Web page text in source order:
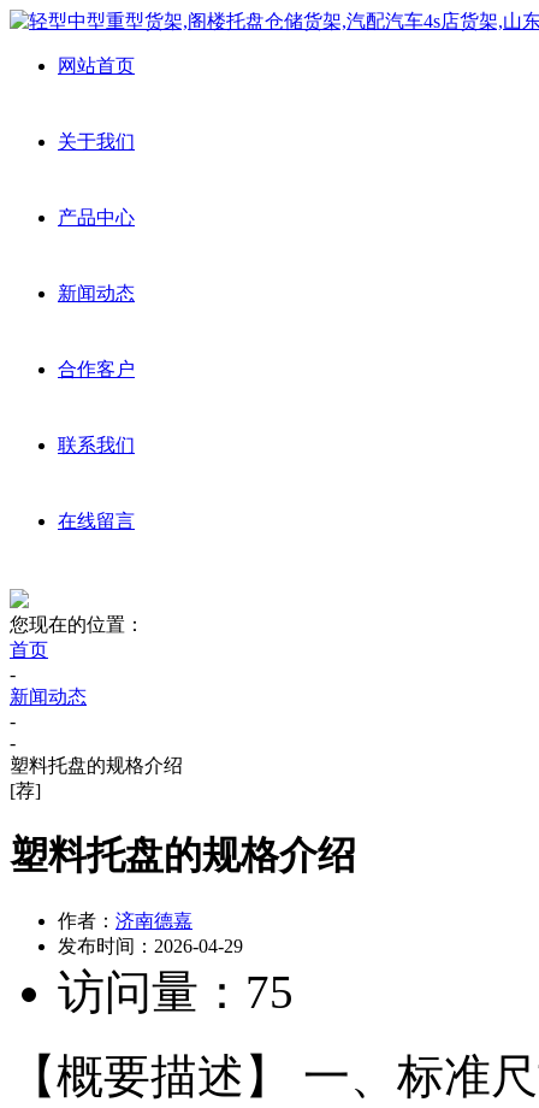
网站首页
关于我们
产品中心
新闻动态
合作客户
联系我们
在线留言
您现在的位置：
首页
-
新闻动态
-
-
塑料托盘的规格介绍
[荐]
塑料托盘的规格介绍
作者： 济南德嘉
发布时间： 2026-04-29
访问量： 75
【概要描述】
一、标准